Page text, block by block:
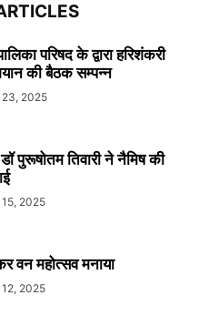
परिषद के द्वारा हरिशंकरी
की बैठक सम्पन्न
2025
पुरूषोतम तिवारी ने नैमिष की
2025
वन महोत्सव मनाया
2025